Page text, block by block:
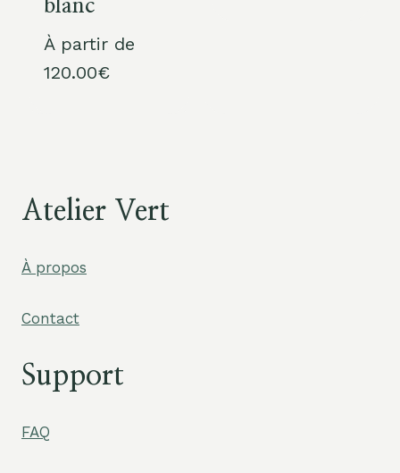
blanc
À partir de
120.00€
Atelier Vert
À propos
Contact
Support
FAQ